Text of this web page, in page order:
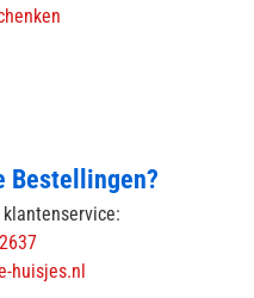
Bestellingen?
huisjes.nl